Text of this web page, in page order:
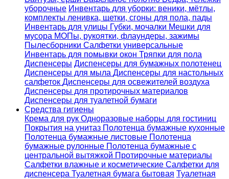
уборочные Инвентарь для уборки: веники, мётлы,
комплекты ленивка, щетки, сгоны для пола, пады
Инвентарь для улицы Губки, мочалки Мешки для
мусора МОПы, рукоятки, флаундеры, зажимы
Пылесборники Салфетки универсальные
Инвентарь для помывки окон Тряпки для пола
Диспенсеры Диспенсеры для бумажных полотенец
Диспенсеры для мыла Диспенсеры для настольных
салфеток Диспенсеры для освежителей воздуха
Диспенсеры для протирочных материалов
Диспенсеры для туалетной бумаги
Средства гигиены
Крема для рук Одноразовые наборы для гостиниц
Покрытия на унитаз Полотенца бумажные кухонные
Полотенца бумажные листовые Полотенца
бумажные рулонные Полотенца бумажные с
центральной вытяжкой Протирочные материалы
Салфетки влажные и косметические Салфетки для
диспенсера Туалетная бумага бытовая Туалетная